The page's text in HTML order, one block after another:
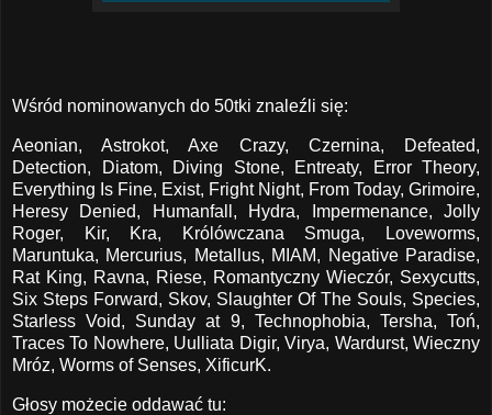
Wśród nominowanych do 50tki znaleźli się:
Aeonian, Astrokot, Axe Crazy, Czernina, Defeated,
Detection, Diatom, Diving Stone, Entreaty, Error Theory,
Everything Is Fine, Exist, Fright Night, From Today, Grimoire,
Heresy Denied, Humanfall, Hydra, Impermenance, Jolly
Roger, Kir, Kra, Królówczana Smuga, Loveworms,
Maruntuka, Mercurius, Metallus, MIAM, Negative Paradise,
Rat King, Ravna, Riese, Romantyczny Wieczór, Sexycutts,
Six Steps Forward, Skov, Slaughter Of The Souls, Species,
Starless Void, Sunday at 9, Technophobia, Tersha, Toń,
Traces To Nowhere, Uulliata Digir, Virya, Wardurst, Wieczny
Mróz, Worms of Senses, XificurK.
Głosy możecie oddawać tu: